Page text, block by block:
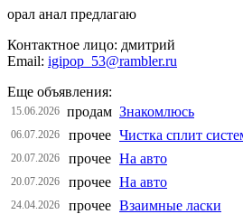
орал анал предлагаю
Контактное лицо: дмитрий
Email: igipop_53@rambler.ru
Еще объявления:
15.06.2026 продам Знакомлюсь
06.07.2026 прочее Чистка сплит
20.07.2026 прочее На авто
20.07.2026 прочее На авто
24.04.2026 прочее Взаимные ласки